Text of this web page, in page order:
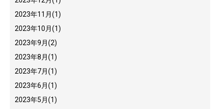
2023年11月(1)
2023年10月(1)
2023年9月(2)
2023年8月(1)
2023年7月(1)
2023年6月(1)
2023年5月(1)